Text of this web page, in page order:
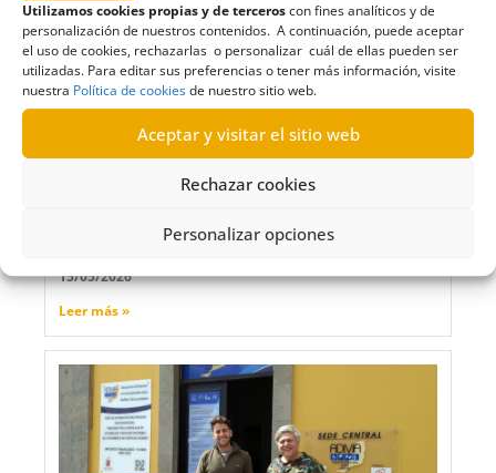
Utilizamos cookies propias y de terceroscon fines analíticos y de
personalización de nuestros contenidos. A continuación, puede aceptar
el uso de cookies, rechazarlas o personalizar cuál de ellas pueden ser
utilizadas. Para editar sus preferencias o tener más información, visite
nuestra Política de cookiesde nuestro sitio web.
Aceptar y visitar el sitio web
Rechazar cookies
Personalizar opciones
transparencia en un sector estratégico
15/05/2026
Leer más »